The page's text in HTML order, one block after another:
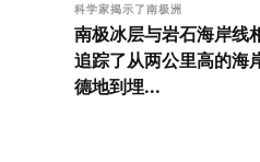
科学家揭示了南极洲
南极冰层与岩石海岸线
追踪了从两公里高的海
德地到埋...